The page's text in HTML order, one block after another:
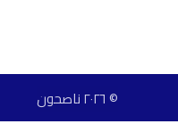
© ٢٠٢٦ ناصحون